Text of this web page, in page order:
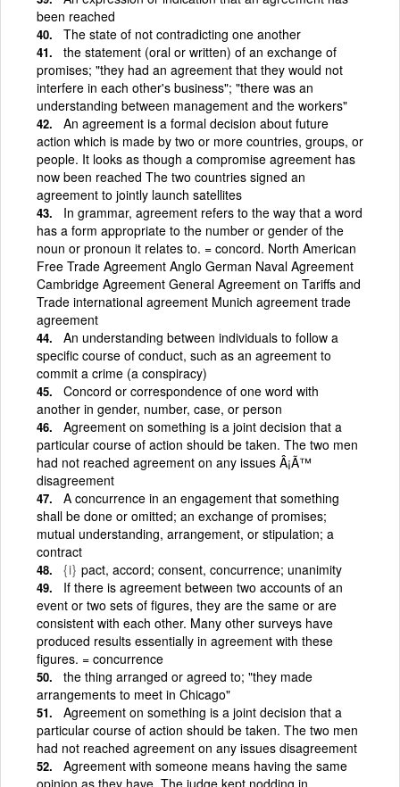
been reached
The state of not contradicting one another
the statement (oral or written) of an exchange of
promises; "they had an agreement that they would not
interfere in each other's business"; "there was an
understanding between management and the workers"
An agreement is a formal decision about future
action which is made by two or more countries, groups, or
people. It looks as though a compromise agreement has
now been reached The two countries signed an
agreement to jointly launch satellites
In grammar, agreement refers to the way that a word
has a form appropriate to the number or gender of the
noun or pronoun it relates to. = concord. North American
Free Trade Agreement Anglo German Naval Agreement
Cambridge Agreement General Agreement on Tariffs and
Trade international agreement Munich agreement trade
agreement
An understanding between individuals to follow a
specific course of conduct, such as an agreement to
commit a crime (a conspiracy)
Concord or correspondence of one word with
another in gender, number, case, or person
Agreement on something is a joint decision that a
particular course of action should be taken. The two men
had not reached agreement on any issues Â¡Ã™
disagreement
A concurrence in an engagement that something
shall be done or omitted; an exchange of promises;
mutual understanding, arrangement, or stipulation; a
contract
{i} pact, accord; consent, concurrence; unanimity
If there is agreement between two accounts of an
event or two sets of figures, they are the same or are
consistent with each other. Many other surveys have
produced results essentially in agreement with these
figures. = concurrence
the thing arranged or agreed to; "they made
arrangements to meet in Chicago"
Agreement on something is a joint decision that a
particular course of action should be taken. The two men
had not reached agreement on any issues disagreement
Agreement with someone means having the same
opinion as they have. The judge kept nodding in